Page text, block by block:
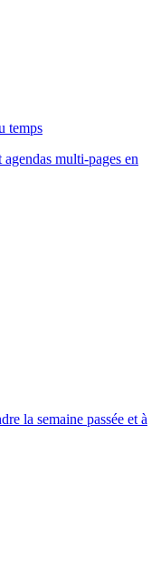
temps
multi-pages en
la semaine passée et à